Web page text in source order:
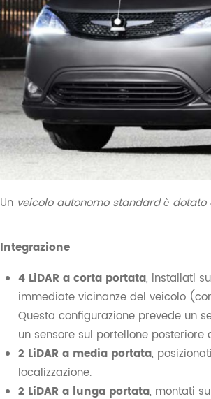
Un veicolo autonomo standard è
Integrazione
4 LiDAR a corta portata, installati
immediate vicinanze del veicolo
Questa configurazione prevede un
un sensore sul portellone posteriore
2 LiDAR a media portata,
localizzazione.
2 LiDAR a lunga portata, montati